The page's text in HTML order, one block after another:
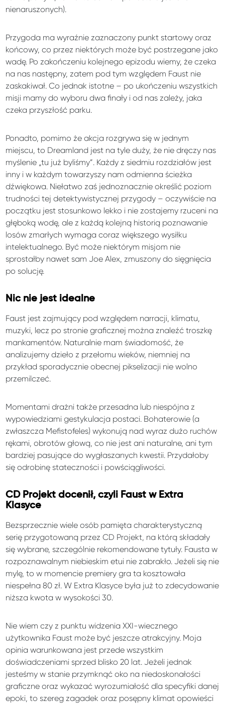
nienaruszonych).
Przygoda ma wyraźnie zaznaczony punkt startowy oraz
końcowy, co przez niektórych może być postrzegane jako
wadę. Po zakończeniu kolejnego epizodu wiemy, że czeka
na nas następny, zatem pod tym względem Faust nie
zaskakiwał. Co jednak istotne – po ukończeniu wszystkich
misji mamy do wyboru dwa finały i od nas zależy, jaka
czeka przyszłość parku.
Ponadto, pomimo że akcja rozgrywa się w jednym
miejscu, to Dreamland jest na tyle duży, że nie dręczy nas
myślenie „tu już byliśmy”. Każdy z siedmiu rozdziałów jest
inny i w każdym towarzyszy nam odmienna ścieżka
dźwiękowa. Niełatwo zaś jednoznacznie określić poziom
trudności tej detektywistycznej przygody – oczywiście na
początku jest stosunkowo lekko i nie zostajemy rzuceni na
głęboką wodę, ale z każdą kolejną historią poznawanie
losów zmarłych wymaga coraz większego wysiłku
intelektualnego. Być może niektórym misjom nie
sprostałby nawet sam Joe Alex, zmuszony do sięgnięcia
po solucję.
Nic nie jest idealne
Faust jest zajmujący pod względem narracji, klimatu,
muzyki, lecz po stronie graficznej można znaleźć troszkę
mankamentów. Naturalnie mam świadomość, że
analizujemy dzieło z przełomu wieków, niemniej na
przykład sporadycznie obecnej pikselizacji nie wolno
przemilczeć.
Momentami drażni także przesadna lub niespójna z
wypowiedziami gestykulacja postaci. Bohaterowie (a
zwłaszcza Mefistofeles) wykonują nad wyraz dużo ruchów
rękami, obrotów głową, co nie jest ani naturalne, ani tym
bardziej pasujące do wygłaszanych kwestii. Przydałoby
się odrobinę stateczności i powściągliwości.
CD Projekt docenił, czyli Faust w Extra
Klasyce
Bezsprzecznie wiele osób pamięta charakterystyczną
serię przygotowaną przez CD Projekt, na którą składały
się wybrane, szczególnie rekomendowane tytuły. Fausta w
rozpoznawalnym niebieskim etui nie zabrakło. Jeżeli się nie
mylę, to w momencie premiery gra ta kosztowała
niespełna 80 zł. W Extra Klasyce była już to zdecydowanie
niższa kwota w wysokości 30.
Nie wiem czy z punktu widzenia XXI-wiecznego
użytkownika Faust może być jeszcze atrakcyjny. Moja
opinia warunkowana jest przede wszystkim
doświadczeniami sprzed blisko 20 lat. Jeżeli jednak
jesteśmy w stanie przymknąć oko na niedoskonałości
graficzne oraz wykazać wyrozumiałość dla specyfiki danej
epoki, to szereg zagadek oraz posępny klimat opowieści